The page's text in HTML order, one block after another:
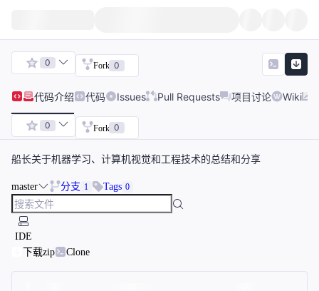
0 Fork 0
代码介绍 代码 Issues Pull Requests 项目讨论 Wiki
0 Fork 0
船长关于机器学习、计算机视觉和工程技术的总结和分享
master 分支 1 Tags 0
IDE
下载zip
Clone